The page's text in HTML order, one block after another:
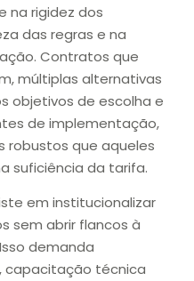
na rigidez dos
das regras e na
Contratos que
múltiplas alternativas
objetivos de escolha e
de implementação,
robustos que aqueles
suficiência da tarifa.
em institucionalizar
sem abrir flancos à
demanda
capacitação técnica